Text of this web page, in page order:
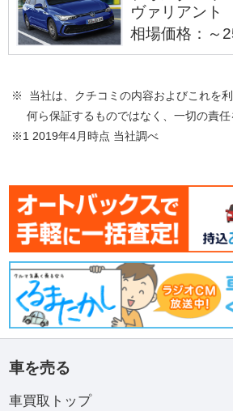
ヴァリアント
相場価格：～
※ 当社は、クチコミの内容およびこれを利
何ら保証するものではなく、一切の責任
※1 2019年4月時点 当社調べ
車を売る
車買取トップ